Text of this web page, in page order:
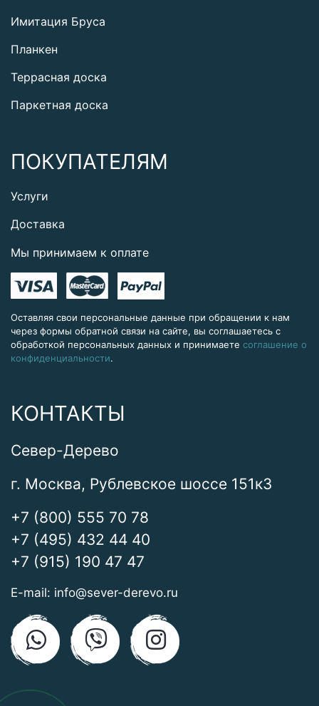
Имитация Бруса
Планкен
Террасная доска
Паркетная доска
ПОКУПАТЕЛЯМ
Услуги
Доставка
Мы принимаем к оплате
Оставляя свои персональные данные при обращении к нам
через формы обратной связи на сайте, вы соглашаетесь с
обработкой персональных данных и принимаете соглашение о
конфиденциальности.
КОНТАКТЫ
Север-Дерево
г. Москва, Рублевское шоссе 151к3
+7 (800) 555 70 78
+7 (495) 432 44 40
+7 (915) 190 47 47
E-mail: info@sever-derevo.ru